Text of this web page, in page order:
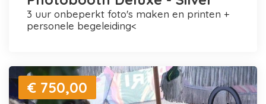
3 uur onbeperkt foto's maken en printen +
personele begeleiding<
€ 750,00